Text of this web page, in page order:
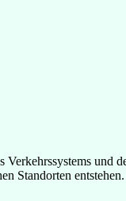
und
Standorten